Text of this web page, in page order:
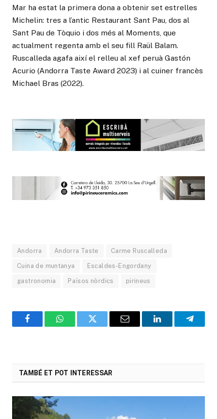
Mar ha estat la primera dona a obtenir set estrelles
Michelin: tres a l’antic Restaurant Sant Pau, dos al
Sant Pau de Tòquio i dos més al Moments, que
actualment regenta amb el seu fill Raül Balam.
Ruscalleda agafa així el relleu al xef peruà Gastón
Acurio (Andorra Taste Award 2023) i al cuiner francès
Michael Bras (2022).
Andorra Andorra Taste Carme Ruscalleda
Cuina de muntanya Escaldes-Engordany
gastronomia Països nòrdics pirineus
FacebookWhatsAppTwitter Email LinkedIn
TAMBÉ ET POT INTERESSAR